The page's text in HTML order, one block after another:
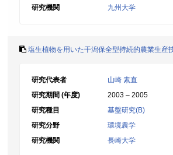
研究機関
九州大学
塩生植物を用いた干潟保全型持続的農業生産
研究代表者
山崎 素直
研究期間 (年度)
2003 – 2005
研究種目
基盤研究(B)
研究分野
環境農学
研究機関
長崎大学